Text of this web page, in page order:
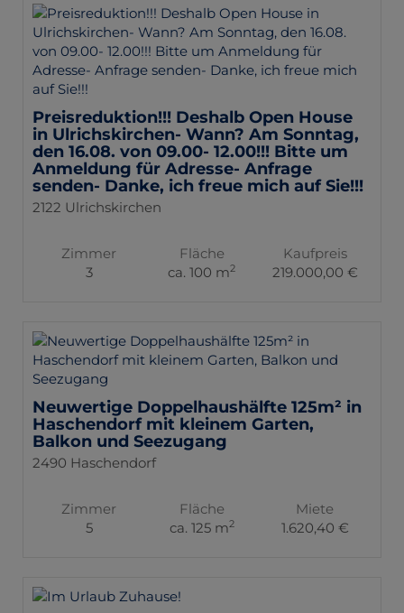
Preisreduktion!!! Deshalb Open House
in Ulrichskirchen- Wann? Am Sonntag,
den 16.08. von 09.00- 12.00!!! Bitte um
Anmeldung für Adresse- Anfrage
senden- Danke, ich freue mich auf Sie!!!
2122 Ulrichskirchen
Zimmer
3
Fläche
ca. 100 m2
Kaufpreis
219.000,00 €
Neuwertige Doppelhaushälfte 125m² in
Haschendorf mit kleinem Garten,
Balkon und Seezugang
2490 Haschendorf
Zimmer
5
Fläche
ca. 125 m2
Miete
1.620,40 €